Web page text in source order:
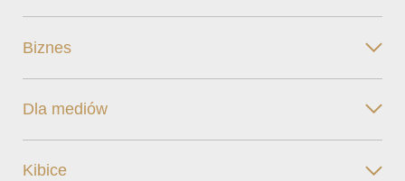
Biznes
Dla mediów
Kibice